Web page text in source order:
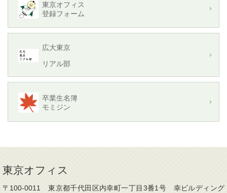
東京オフィス
登録フォーム
広大東京
リアル部
卒業生名簿
モミジン
東京オフィス
〒100-0011 東京都千代田区内幸町一丁目3番1号 幸ビルディング